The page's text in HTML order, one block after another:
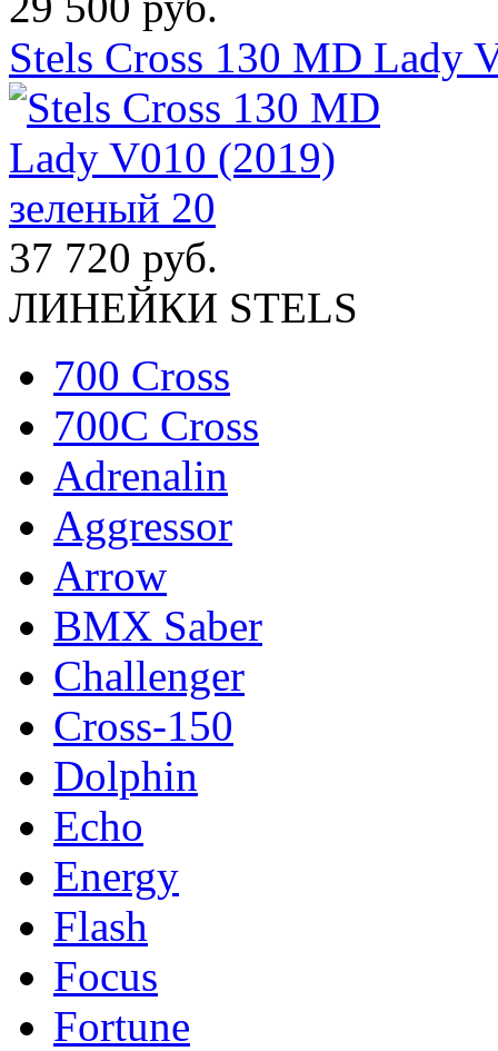
Stels Cross 130 MD Lady
37 720 руб.
ЛИНЕЙКИ STELS
700 Cross
700C Cross
Adrenalin
Aggressor
Arrow
BMX Saber
Challenger
Cross-150
Dolphin
Echo
Energy
Flash
Focus
Fortune